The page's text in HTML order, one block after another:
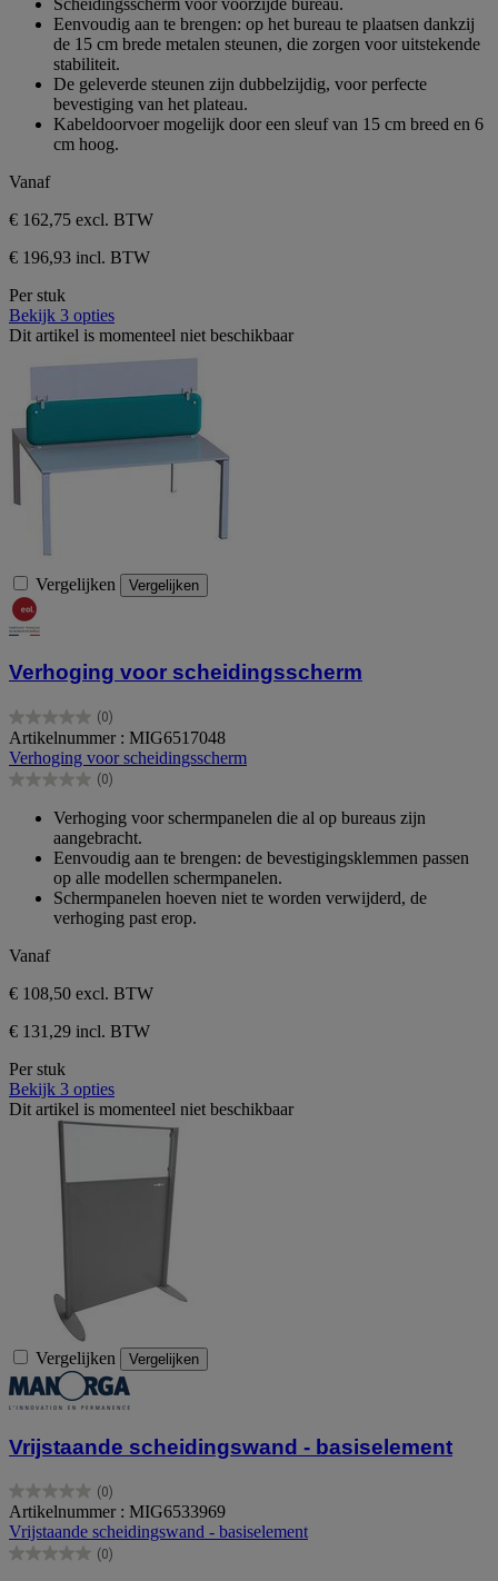
sterren.
Eenvoudig aan te brengen: op het bureau te plaatsen dankzij
de 15 cm brede metalen steunen, die zorgen voor uitstekende
stabiliteit.
De geleverde steunen zijn dubbelzijdig, voor perfecte
bevestiging van het plateau.
Kabeldoorvoer mogelijk door een sleuf van 15 cm breed en 6
cm hoog.
Vanaf
€ 162,75 excl. BTW
€ 196,93 incl. BTW
Per stuk
Bekijk 3 opties
Dit artikel is momenteel niet beschikbaar
Vergelijken Vergelijken
Verhoging voor scheidingsscherm
(0)
0.0
van
de
5
Artikelnummer : MIG6517048
Verhoging voor scheidingsscherm
(0)
0.0
sterren.
Verhoging voor schermpanelen die al op bureaus zijn
aangebracht.
Eenvoudig aan te brengen: de bevestigingsklemmen passen
op alle modellen schermpanelen.
Schermpanelen hoeven niet te worden verwijderd, de
verhoging past erop.
Vanaf
€ 108,50 excl. BTW
€ 131,29 incl. BTW
Per stuk
Bekijk 3 opties
Dit artikel is momenteel niet beschikbaar
Vergelijken Vergelijken
Vrijstaande scheidingswand - basiselement
(0)
0.0
van
de
5
Artikelnummer : MIG6533969
Vrijstaande scheidingswand - basiselement
(0)
0.0